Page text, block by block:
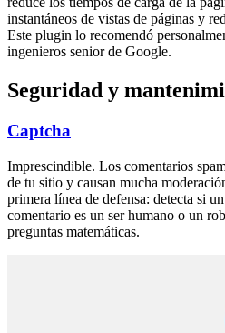
instantáneos de vistas de páginas y
Este plugin lo recomendó
ingenieros senior de Google.
Seguridad y
Captcha
Imprescindible. Los comentarios
de tu sitio y causan mucha
primera línea de defensa: detecta si
comentario es un ser humano o un
preguntas matemáticas.